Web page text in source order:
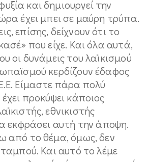
και δημιουργεί την
έχει μπει σε μαύρη τρύπα.
επίσης, δείχνουν ότι το
που είχε. Και όλα αυτά,
οι δυνάμεις του λαϊκισμού
κερδίζουν έδαφος
Είμαστε πάρα πολύ
προκύψει κάποιος
εθνικιστής
εκφράσει αυτή την άποψη.
από το θέμα, όμως, δεν
ταμπού. Και αυτό το λέμε